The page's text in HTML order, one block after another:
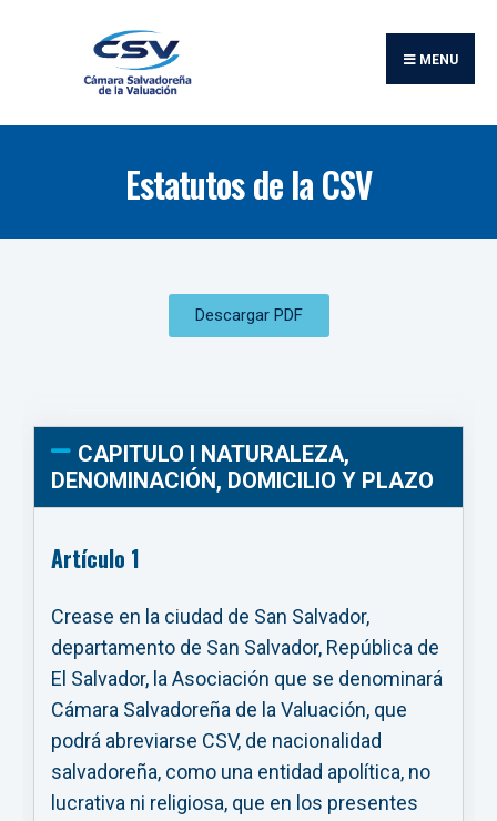
MENU
Estatutos de la CSV
Descargar PDF
CAPITULO I NATURALEZA,
DENOMINACIÓN, DOMICILIO Y PLAZO
Artículo 1
Crease en la ciudad de San Salvador,
departamento de San Salvador, República de
El Salvador, la Asociación que se denominará
Cámara Salvadoreña de la Valuación, que
podrá abreviarse CSV, de nacionalidad
salvadoreña, como una entidad apolítica, no
lucrativa ni religiosa, que en los presentes